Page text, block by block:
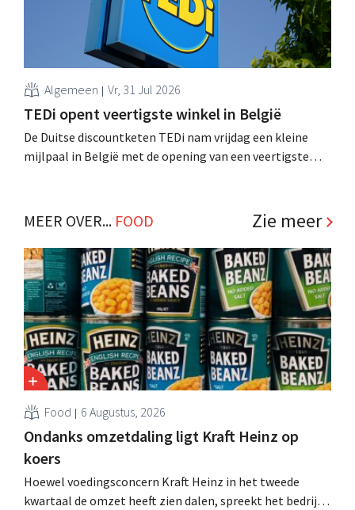
Algemeen Vr, 31 Jul 2026
TEDi opent veertigste winkel in België
De Duitse discountketen TEDi nam vrijdag een kleine
mijlpaal in België met de opening van een veertigste
MEER OVER... FOOD Zie meer
Food 6 Augustus, 2026
Ondanks omzetdaling ligt Kraft Heinz op
koers
Hoewel voedingsconcern Kraft Heinz in het tweede
kwartaal de omzet heeft zien dalen, spreekt het bedrijf